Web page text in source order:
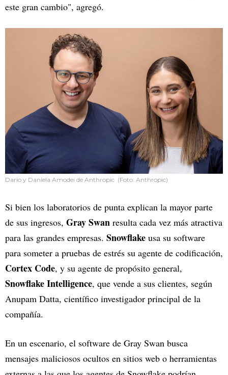
este gran cambio", agregó.
Dario y Daniela Amodei de Anthropic (Foto: Anthropic)
Si bien los laboratorios de punta explican la mayor parte
de sus ingresos, Gray Swan resulta cada vez más atractiva
para las grandes empresas. Snowflake usa su software
para someter a pruebas de estrés su agente de codificación,
Cortex Code, y su agente de propósito general,
Snowflake Intelligence, que vende a sus clientes, según
Anupam Datta, científico investigador principal de la
compañía.
En un escenario, el software de Gray Swan busca
mensajes maliciosos ocultos en sitios web o herramientas